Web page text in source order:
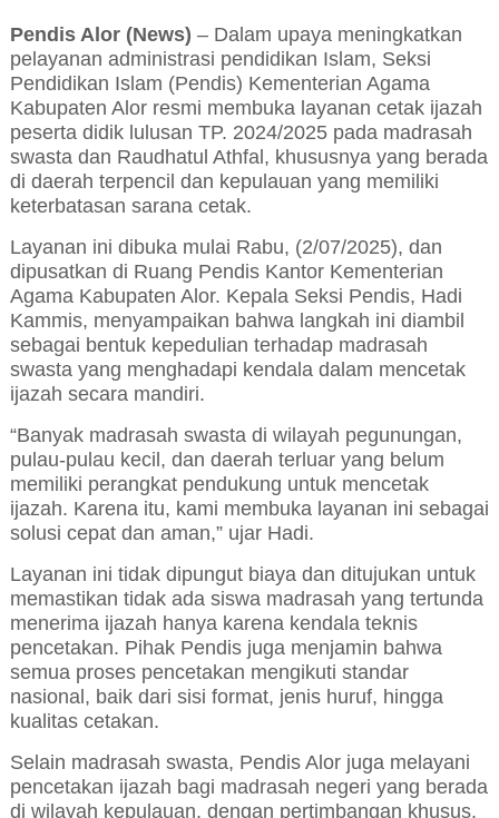
Pendis Alor (News) –Dalam upaya meningkatkan
pelayanan administrasi pendidikan Islam, Seksi
Pendidikan Islam (Pendis) Kementerian Agama
Kabupaten Alor resmi membuka layanan cetak ijazah
peserta didik lulusan TP. 2024/2025 pada madrasah
swasta dan Raudhatul Athfal, khususnya yang berada
di daerah terpencil dan kepulauan yang memiliki
keterbatasan sarana cetak.
Layanan ini dibuka mulai Rabu, (2/07/2025), dan
dipusatkan di Ruang Pendis Kantor Kementerian
Agama Kabupaten Alor. Kepala Seksi Pendis, Hadi
Kammis, menyampaikan bahwa langkah ini diambil
sebagai bentuk kepedulian terhadap madrasah
swasta yang menghadapi kendala dalam mencetak
ijazah secara mandiri.
“Banyak madrasah swasta di wilayah pegunungan,
pulau-pulau kecil, dan daerah terluar yang belum
memiliki perangkat pendukung untuk mencetak
ijazah. Karena itu, kami membuka layanan ini sebagai
solusi cepat dan aman,” ujar Hadi.
Layanan ini tidak dipungut biaya dan ditujukan untuk
memastikan tidak ada siswa madrasah yang tertunda
menerima ijazah hanya karena kendala teknis
pencetakan. Pihak Pendis juga menjamin bahwa
semua proses pencetakan mengikuti standar
nasional, baik dari sisi format, jenis huruf, hingga
kualitas cetakan.
Selain madrasah swasta, Pendis Alor juga melayani
pencetakan ijazah bagi madrasah negeri yang berada
di wilayah kepulauan, dengan pertimbangan khusus.